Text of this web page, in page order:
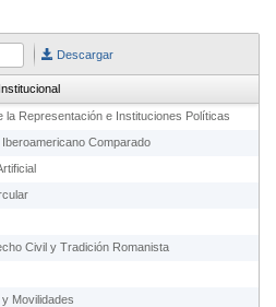
Descargar
la Representación e Instituciones Políticas
Comparado
Civil y Tradición Romanista
Movilidades